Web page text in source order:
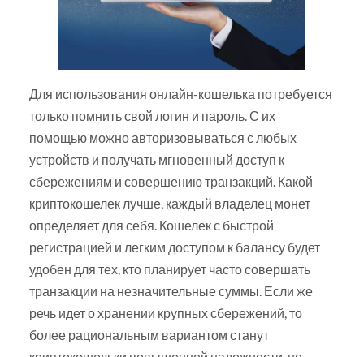
Для использования онлайн-кошелька потребуется
только помнить свой логин и пароль. С их
помощью можно авторизовываться с любых
устройств и получать мгновенный доступ к
сбережениям и совершению транзакций. Какой
криптокошелек лучше, каждый владелец монет
определяет для себя. Кошелек с быстрой
регистрацией и легким доступом к балансу будет
удобен для тех, кто планирует часто совершать
транзакции на незначительные суммы. Если же
речь идет о хранении крупных сбережений, то
более рациональным вариантом станут